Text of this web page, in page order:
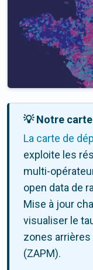
💡 Notre
La carte de
exploite les
multi-
open data de
Mise à jour
visualiser le
zones
(ZAPM).